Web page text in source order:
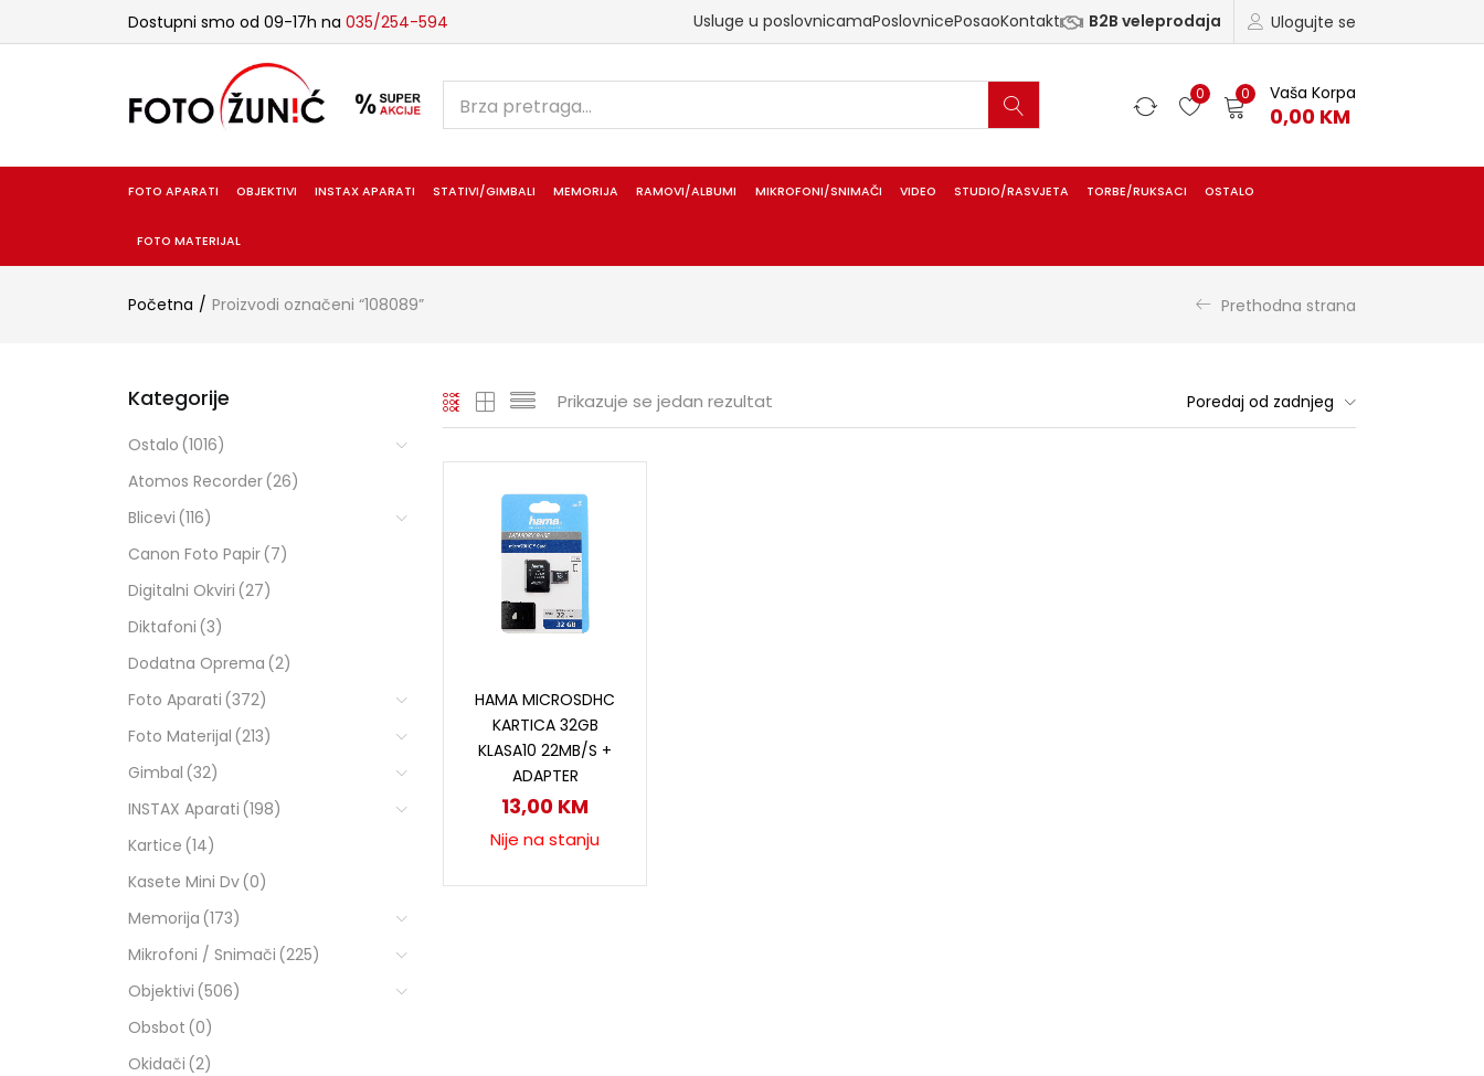
Dostupni smo od 09-17h na 035/254-594 Ulogujte se
Usluge u poslovnicamaPoslovnicePosaoKontakt B2B veleprodaja
0 0 Vaša Korpa
0,00 KM
FOTO APARATI OBJEKTIVI INSTAX APARATI STATIVI/GIMBALI MEMORIJA RAMOVI/ALBUMI MIKROFONI/SNIMAČI VIDEO STUDIO/RASVJETA TORBE/RUKSACI OSTALO
FOTO MATERIJAL
Početna Proizvodi označeni “108089” Prethodna strana
Prikazuje se jedan rezultat Poredaj od zadnjeg
HAMA MICROSDHC
KARTICA 32GB
KLASA10 22MB/S +
ADAPTER
13,00 KM
Nije na stanju
Kategorije
Ostalo (1016)
Atomos Recorder(26)
Blicevi (116)
Canon Foto Papir(7)
Digitalni Okviri (27)
Diktafoni (3)
Dodatna Oprema (2)
Foto Aparati (372)
Foto Materijal (213)
Gimbal (32)
INSTAX Aparati (198)
Kartice (14)
Kasete Mini Dv(0)
Memorija (173)
Mikrofoni / Snimači (225)
Objektivi (506)
Obsbot (0)
Okidači (2)